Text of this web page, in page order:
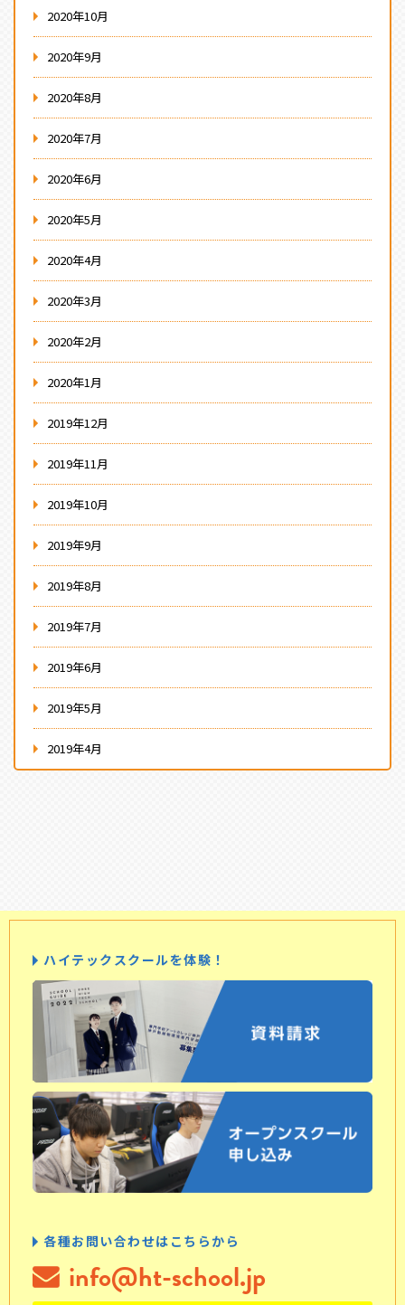
2020年10月
2020年9月
2020年8月
2020年7月
2020年6月
2020年5月
2020年4月
2020年3月
2020年2月
2020年1月
2019年12月
2019年11月
2019年10月
2019年9月
2019年8月
2019年7月
2019年6月
2019年5月
2019年4月
ハイテックスクールを体験！
各種お問い合わせはこちらから
info@ht-school.jp